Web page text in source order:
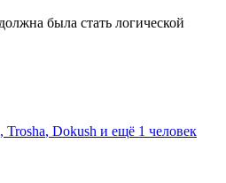
была стать логической
, Trosha, Dokush и ещё 1 человек